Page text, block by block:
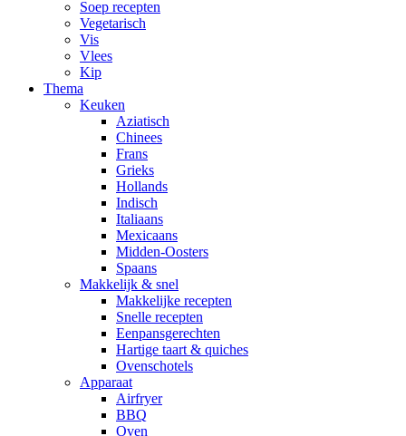
Soep recepten
Vegetarisch
Vis
Vlees
Kip
Thema
Keuken
Aziatisch
Chinees
Frans
Grieks
Hollands
Indisch
Italiaans
Mexicaans
Midden-Oosters
Spaans
Makkelijk & snel
Makkelijke recepten
Snelle recepten
Eenpansgerechten
Hartige taart & quiches
Ovenschotels
Apparaat
Airfryer
BBQ
Oven